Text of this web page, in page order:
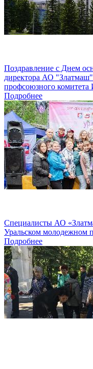
Поздравление с Днем
директора АО
профсоюзного
Подробнее
Специалисты АО
Уральском молодежном
Подробнее